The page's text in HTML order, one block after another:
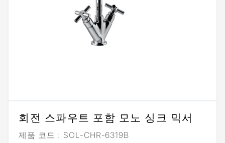
회전 스파우트 포함 모노 싱크 믹서
제품 코드 : SOL-CHR-6319B